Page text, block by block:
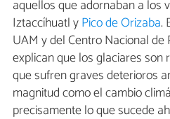
aquellos que adornaban a los
Iztaccíhuatl yPico de Orizaba.
UAM y del Centro Nacional
explican que los glaciares
que sufren graves deterioros
magnitud como el cambio
precisamente lo que sucede